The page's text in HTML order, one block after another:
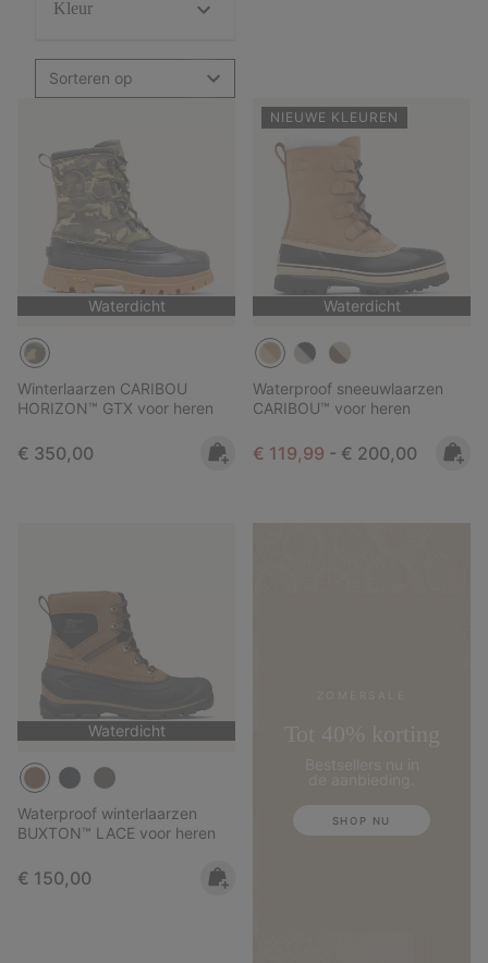
Kleur
Sorteren op
Waterdicht
Winterlaarzen CARIBOU
HORIZON™ GTX voor heren
Regular price:
€ 350,00
NIEUWE KLEUREN
Waterdicht
Waterproof sneeuwlaarzen
CARIBOU™ voor heren
Minimum sale price:
€ 119,99 - Maximum price:
€ 200,00
Waterdicht
Waterproof winterlaarzen
BUXTON™ LACE voor heren
Regular price:
€ 150,00
SHOP NU